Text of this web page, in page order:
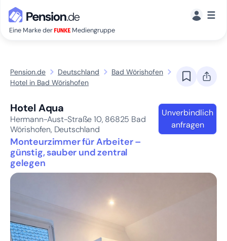
Eine Marke der Mediengruppe
☰
Pension.de Deutschland
Bad Wörishofen
Hotel in Bad Wörishofen
Hotel Aqua
Hermann-Aust-Straße 10, 86825 Bad
Wörishofen, Deutschland
Monteurzimmer für Arbeiter –
günstig, sauber und zentral
gelegen
Unverbindlich
anfragen